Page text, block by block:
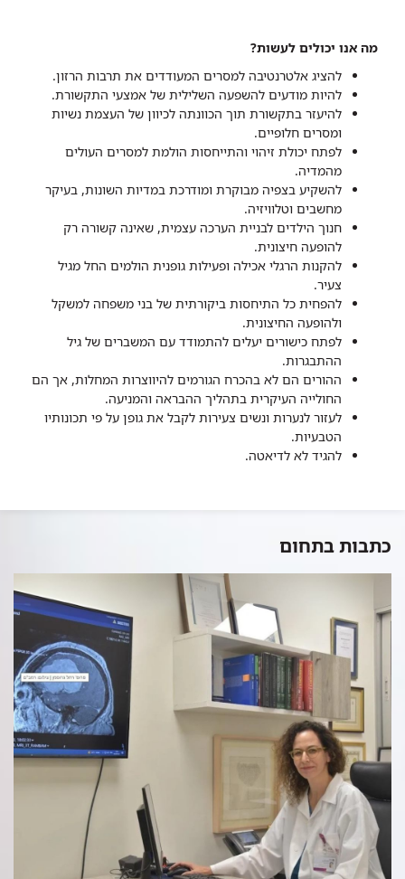
מה אנו יכולים לעשות?
להציג אלטרנטיבה למסרים המעודדים את תרבות הרזון.
להיות מודעים להשפעה השלילית של אמצעי התקשורת.
להיעזר בתקשורת תוך הכוונתה לכיוון של העצמת נשיות
ומסרים חלופיים.
לפתח יכולת זיהוי והתייחסות הולמת למסרים העולים
מהמדיה.
להשקיע בצפיה מבוקרת ומודרכת במדיות השונות, בעיקר
מחשבים וטלוויזיה.
חנוך הילדים לבניית הערכה עצמית, שאינה קשורה רק
להופעה חיצונית.
להקנות הרגלי אכילה ופעילות גופנית הולמים החל מגיל
צעיר.
להפחית כל התיחסות ביקורתית של בני משפחה למשקל
ולהופעה החיצונית.
לפתח כישורים יעלים להתמודד עם המשברים של גיל
ההתבגרות.
ההורים הם לא בהכרח הגורמים להיווצרות המחלות, אך הם
החולייה העיקרית בתהליך ההבראה והמניעה.
לעזור לנערות ונשים צעירות לקבל את גופן על פי תכונותיו
הטבעיות.
להגיד לא לדיאטה.
כתבות בתחום